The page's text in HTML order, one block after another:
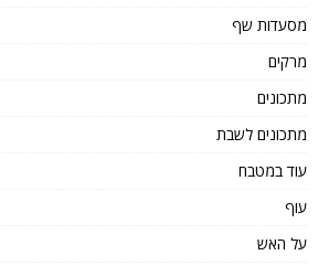
מסעדות שף
מרקים
מתכונים
מתכונים לשבת
עוד במטבח
עוף
על האש